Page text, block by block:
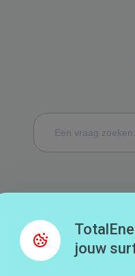
jouw